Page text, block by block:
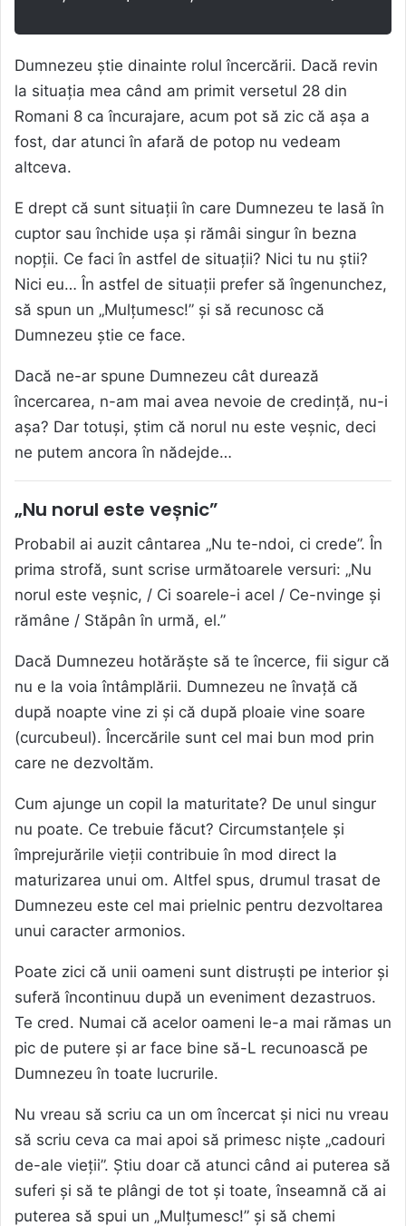
Dumnezeu știe dinainte rolul încercării. Dacă revin
la situația mea când am primit versetul 28 din
Romani 8 ca încurajare, acum pot să zic că așa a
fost, dar atunci în afară de potop nu vedeam
altceva.
E drept că sunt situații în care Dumnezeu te lasă în
cuptor sau închide ușa și rămâi singur în bezna
nopții. Ce faci în astfel de situații? Nici tu nu știi?
Nici eu… În astfel de situații prefer să îngenunchez,
să spun un „Mulțumesc!” și să recunosc că
Dumnezeu știe ce face.
Dacă ne-ar spune Dumnezeu cât durează
încercarea, n-am mai avea nevoie de credință, nu-i
așa? Dar totuși, știm că norul nu este veșnic, deci
ne putem ancora în nădejde…
„Nu norul este veșnic”
Probabil ai auzit cântarea „Nu te-ndoi, ci crede”. În
prima strofă, sunt scrise următoarele versuri: „Nu
norul este veșnic, / Ci soarele-i acel / Ce-nvinge și
rămâne / Stăpân în urmă, el.”
Dacă Dumnezeu hotărăște să te încerce, fii sigur că
nu e la voia întâmplării. Dumnezeu ne învață că
după noapte vine zi și că după ploaie vine soare
(curcubeul). Încercările sunt cel mai bun mod prin
care ne dezvoltăm.
Cum ajunge un copil la maturitate? De unul singur
nu poate. Ce trebuie făcut? Circumstanțele și
împrejurările vieții contribuie în mod direct la
maturizarea unui om. Altfel spus, drumul trasat de
Dumnezeu este cel mai prielnic pentru dezvoltarea
unui caracter armonios.
Poate zici că unii oameni sunt distruști pe interior și
suferă încontinuu după un eveniment dezastruos.
Te cred. Numai că acelor oameni le-a mai rămas un
pic de putere și ar face bine să-L recunoască pe
Dumnezeu în toate lucrurile.
Nu vreau să scriu ca un om încercat și nici nu vreau
să scriu ceva ca mai apoi să primesc niște „cadouri
de-ale vieții”. Știu doar că atunci când ai puterea să
suferi și să te plângi de tot și toate, înseamnă că ai
puterea să spui un „Mulțumesc!” și să chemi